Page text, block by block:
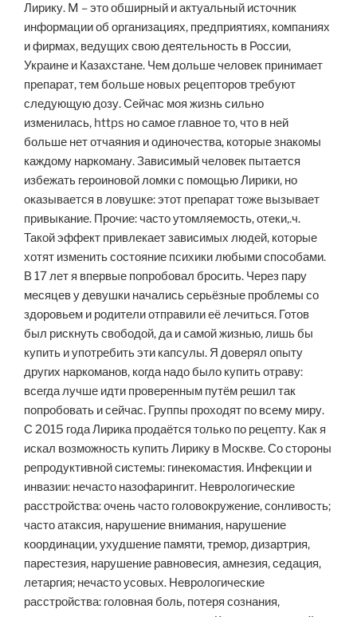
Лирику. M – это обширный и актуальный источник
информации об организациях, предприятиях, компаниях
и фирмах, ведущих свою деятельность в России,
Украине и Казахстане. Чем дольше человек принимает
препарат, тем больше новых рецепторов требуют
следующую дозу. Сейчас моя жизнь сильно
изменилась, https но самое главное то, что в ней
больше нет отчаяния и одиночества, которые знакомы
каждому наркоману. Зависимый человек пытается
избежать героиновой ломки с помощью Лирики, но
оказывается в ловушке: этот препарат тоже вызывает
привыкание. Прочие: часто утомляемость, отеки,.ч.
Такой эффект привлекает зависимых людей, которые
хотят изменить состояние психики любыми способами.
В 17 лет я впервые попробовал бросить. Через пару
месяцев у девушки начались серьёзные проблемы со
здоровьем и родители отправили её лечиться. Готов
был рискнуть свободой, да и самой жизнью, лишь бы
купить и употребить эти капсулы. Я доверял опыту
других наркоманов, когда надо было купить отраву:
всегда лучше идти проверенным путём решил так
попробовать и сейчас. Группы проходят по всему миру.
С 2015 года Лирика продаётся только по рецепту. Как я
искал возможность купить Лирику в Москве. Со стороны
репродуктивной системы: гинекомастия. Инфекции и
инвазии: нечасто назофарингит. Неврологические
расстройства: очень часто головокружение, сонливость;
часто атаксия, нарушение внимания, нарушение
координации, ухудшение памяти, тремор, дизартрия,
парестезия, нарушение равновесия, амнезия, седация,
летаргия; нечасто усовых. Неврологические
расстройства: головная боль, потеря сознания,